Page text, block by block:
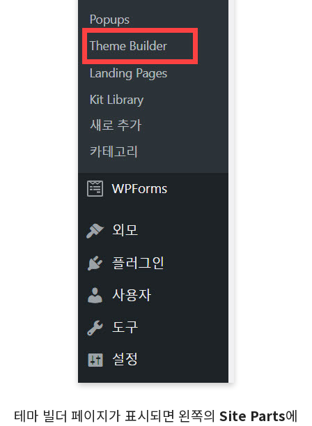
테마 빌더 페이지가 표시되면 왼쪽의 Site Parts에